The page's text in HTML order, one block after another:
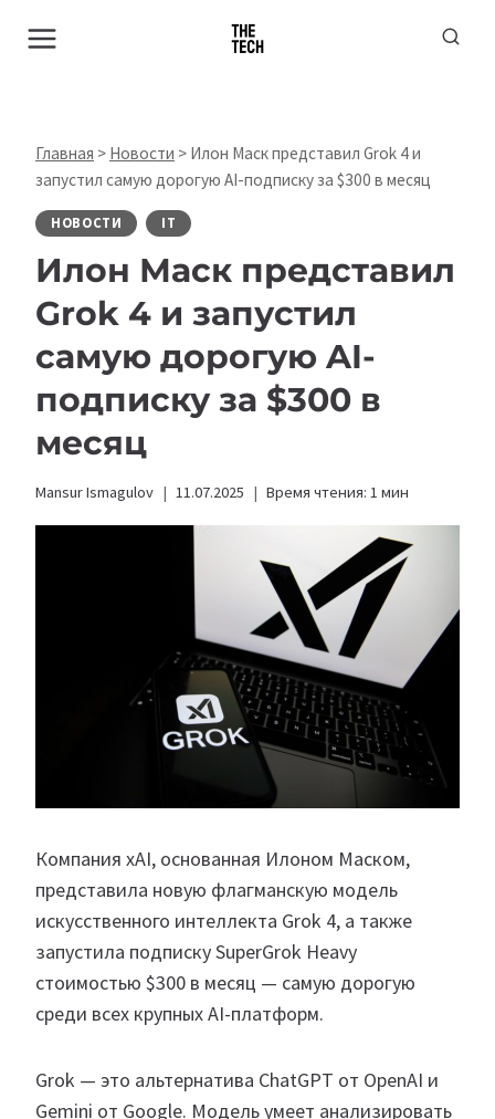
Главная > Новости > Илон Маск представил Grok 4 и
запустил самую дорогую AI-подписку за $300 в месяц
НОВОСТИ IT
Илон Маск представил
Grok 4 и запустил
самую дорогую AI-
подписку за $300 в
месяц
Mansur Ismagulov 11.07.2025 Время чтения: 1 мин
Компания xAI, основанная Илоном Маском,
представила новую флагманскую модель
искусственного интеллекта Grok 4, а также
запустила подписку SuperGrok Heavy
стоимостью $300 в месяц — самую дорогую
среди всех крупных AI-платформ.
Grok — это альтернатива ChatGPT от OpenAI и
Gemini от Google. Модель умеет анализировать